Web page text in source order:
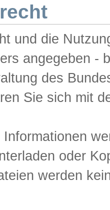
und die
angegeben -
des
Sie sich mit
oder
werden